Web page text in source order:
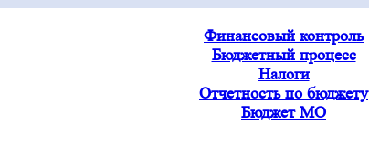
Финансовый контроль
Бюджетный процесс
Налоги
Отчетность по бюджету
Бюджет МО